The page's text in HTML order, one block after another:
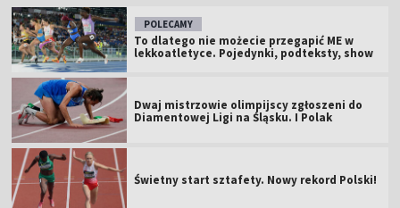
POLECAMY
To dlatego nie możecie przegapić ME w
lekkoatletyce. Pojedynki, podteksty, show
Dwaj mistrzowie olimpijscy zgłoszeni do
Diamentowej Ligi na Śląsku. I Polak
Świetny start sztafety. Nowy rekord Polski!